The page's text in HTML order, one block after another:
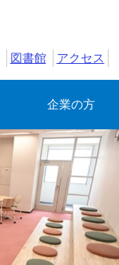
図書館 アクセス
企業の方